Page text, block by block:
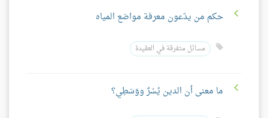
حكم من يدّعون معرفة مواضع المياه
مسائل متفرقة في العقيدة
ما معنى أن الدين يُسْرٌ ووَسَطِي؟